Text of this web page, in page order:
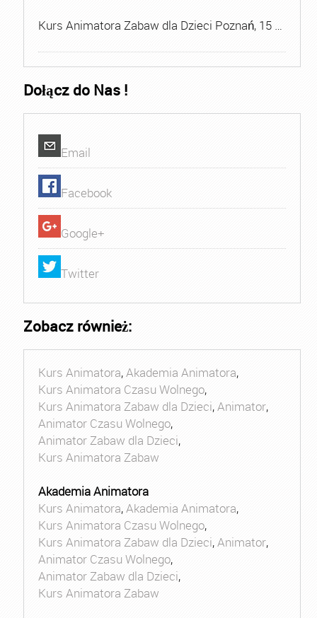
Kurs Animatora Zabaw dla Dzieci Poznań, 15 …
Dołącz do Nas !
Email
Facebook
Google+
Twitter
Zobacz również:
Kurs Animatora,Akademia Animatora,
Kurs Animatora Czasu Wolnego,
Kurs Animatora Zabaw dla Dzieci,Animator,
Animator Czasu Wolnego,
Animator Zabaw dla Dzieci,
Kurs Animatora Zabaw
Akademia Animatora
Kurs Animatora,Akademia Animatora,
Kurs Animatora Czasu Wolnego,
Kurs Animatora Zabaw dla Dzieci,Animator,
Animator Czasu Wolnego,
Animator Zabaw dla Dzieci,
Kurs Animatora Zabaw